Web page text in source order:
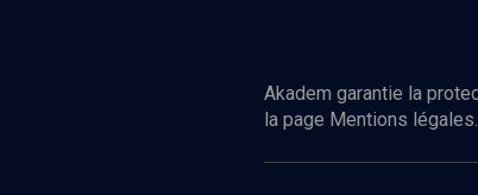
Akadem garantie la
la page Mentions légales.